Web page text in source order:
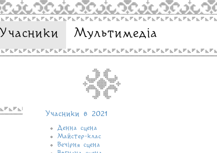
Учасники Мультимедіа
Учасники в 2021
Денна сцена
Майстер-клас
Вечірня сцена